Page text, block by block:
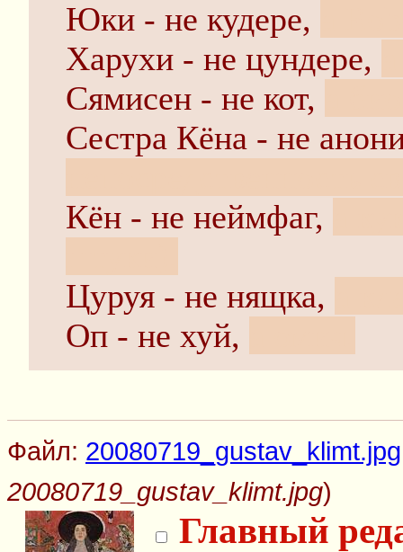
Юки - не кудере,
Харухи - не цундере,
Сямисен - не кот,
Сестра Кёна - не
Кён - не неймфаг,
Цуруя - не нящка,
Оп - не хуй,
Файл: 20080719_gustav_klimt.jpg
20080719_gustav_klimt.jpg)
Главный